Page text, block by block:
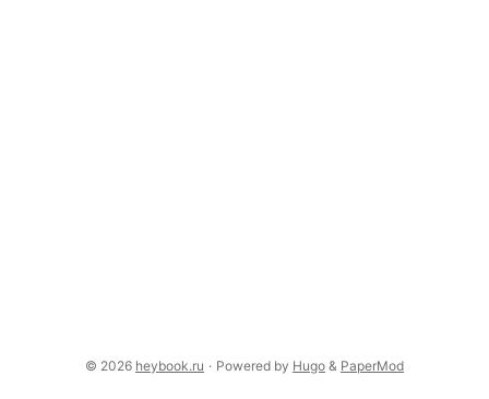
© 2026 heybook.ru · Powered by Hugo & PaperMod